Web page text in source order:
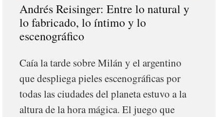
Andrés Reisinger: Entre lo natural y
lo fabricado, lo íntimo y lo
escenográfico
Caía la tarde sobre Milán y el argentino
que despliega pieles escenográficas por
todas las ciudades del planeta estuvo a la
altura de la hora mágica. El juego que